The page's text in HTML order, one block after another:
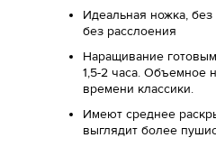
Идеальная ножка,
без расслоения
Наращивание
1,5-2 часа. Объемное
времени классики.
Имеют среднее
выглядит более